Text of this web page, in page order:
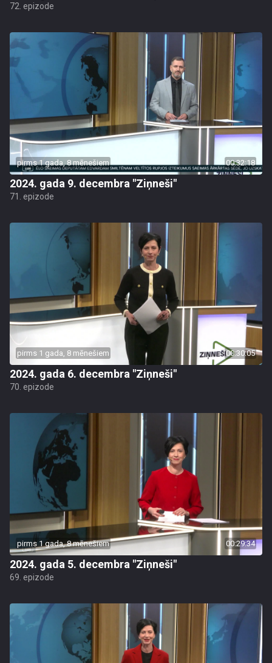
72. epizode
pirms 1 gada, 8 mēnešiem 00:32:18
2024. gada 9. decembra "Ziņneši"
71. epizode
pirms 1 gada, 8 mēnešiem 00:30:05
2024. gada 6. decembra "Ziņneši"
70. epizode
pirms 1 gada, 8 mēnešiem 00:29:34
2024. gada 5. decembra "Ziņneši"
69. epizode